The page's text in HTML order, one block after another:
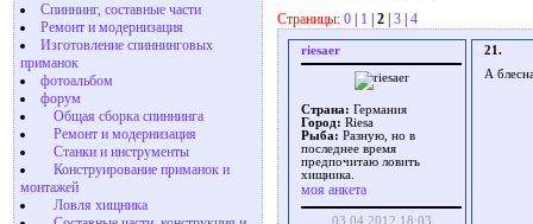
Спиннинг, составные части
Ремонт и модернизация
Изготовление спиннинговых
приманок
фотоальбом
форум
Общая сборка спиннинга
Ремонт и модернизация
Станки и инструменты
Конструирование приманок и
монтажей
Ловля хищника
Страницы: 0 | 1 | 2 | 3 | 4
riesaer
Страна: Германия
Город: Riesa
Рыба: Разную, но в
последнее время
предпочитаю ловить
хищника.
моя анкета
03.04.2012 18:03
21.
А